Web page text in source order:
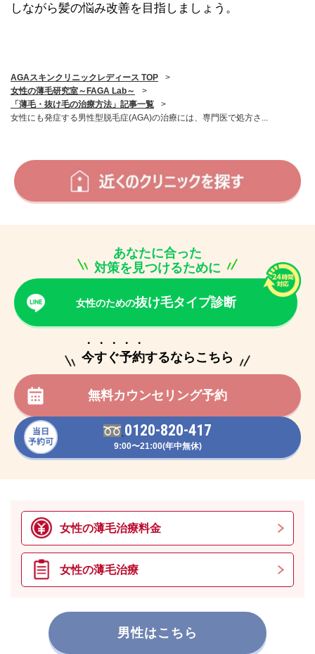
しながら髪の悩み改善を目指しましょう。
AGAスキンクリニックレディース TOP
>
女性の薄毛研究室～FAGA Lab～
>
「薄毛・抜け毛の治療方法」記事一覧
>
女性にも発症する男性型脱毛症(AGA)の治療には、専門医で処方さ...
あなたに合った
対策を見つけるために
女性のための抜け毛タイプ診断
今すぐ予約するならこちら
・・・・・
無料カウンセリング予約
0120-820-417
9:00〜21:00(年中無休)
女性の薄毛治療料金
女性の薄毛治療
男性はこちら